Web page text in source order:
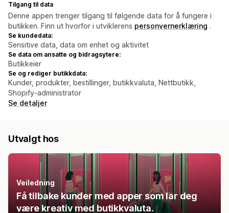
Tilgang til data
Denne appen trenger tilgang til følgende data for å fungere i
butikken. Finn ut hvorfor i utviklerens personvernerklæring .
Se kundedata:
Sensitive data, data om enhet og aktivitet
Se data om ansatte og bidragsytere:
Butikkeier
Se og rediger butikkdata:
Kunder, produkter, bestillinger, butikkvaluta, Nettbutikk,
Shopify-administrator
Se detaljer
Utvalgt hos
Veiledning
Få tilbake kunder med apper som lar deg
være kreativ med butikkvaluta.